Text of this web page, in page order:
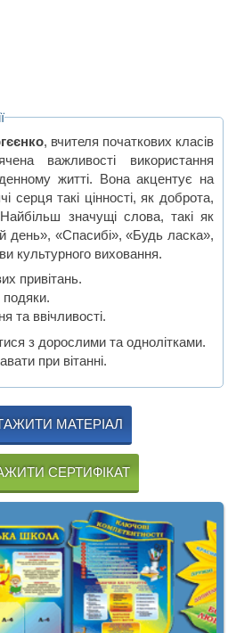
, вчителя початкових класів
важливості використання
житті. Вона акцентує на
серця такі цінності, як доброта,
Найбільш значущі слова, такі як
день», «Спасибі», «Будь ласка»,
культурного виховання.
привітань.
подяки.
та ввічливості.
з дорослими та однолітками.
при вітанні.
МАТЕРІАЛ
СЕРТИФІКАТ